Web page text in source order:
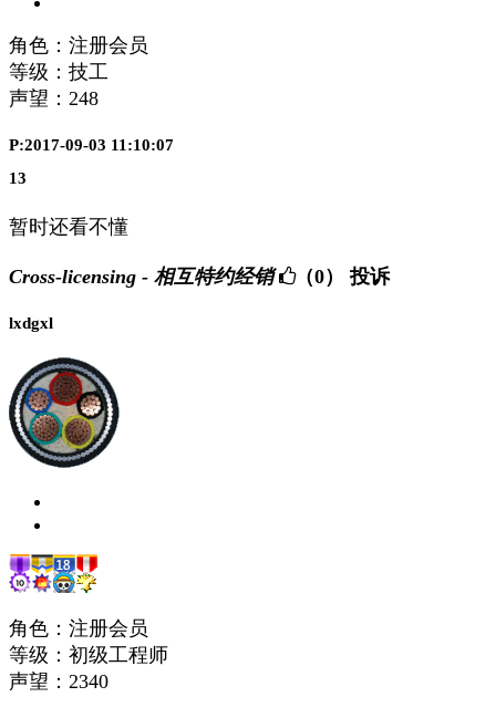
角色：注册会员
等级：技工
声望： 248
P:2017-09-03 11:10:07
13
暂时还看不懂
Cross-licensing - 相互特约经销 （0） 投诉
lxdgxl
角色：注册会员
等级：初级工程师
声望： 2340